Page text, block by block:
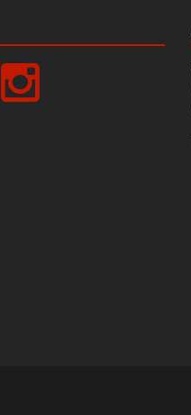
FacebookInstagram